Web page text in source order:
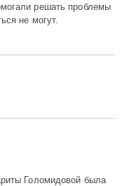
решать проблемы
не могут.
Голомидовой была